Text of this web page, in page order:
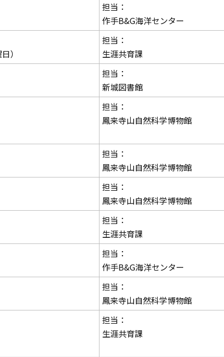
担当：
作手B&G海洋センター
）
担当：
生涯共育課
担当：
新城図書館
担当：
鳳来寺山自然科学博物館
担当：
鳳来寺山自然科学博物館
担当：
鳳来寺山自然科学博物館
担当：
生涯共育課
担当：
作手B&G海洋センター
担当：
鳳来寺山自然科学博物館
担当：
生涯共育課